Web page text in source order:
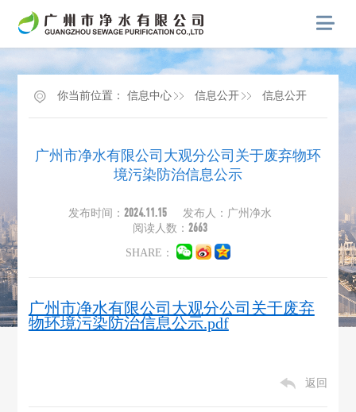
你当前位置： 信息中心 信息公开 信息公开
广州市净水有限公司大观分公司关于废弃物环
境污染防治信息公示
发布时间： 2024.11.15
发布人：广州净水
阅读人数： 2663
SHARE：
广州市净水有限公司大观分公司关于废弃
物环境污染防治信息公示.pdf
返回